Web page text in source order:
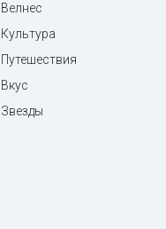
Велнес
Культура
Путешествия
Вкус
Звезды